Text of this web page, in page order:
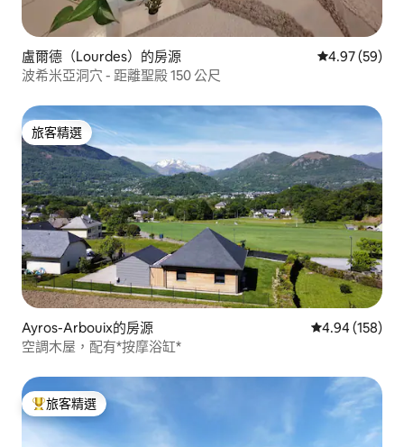
盧爾德（Lourdes）的房源 從 59 則評價
4.97 (59)
波希米亞洞穴 - 距離聖殿 150 公尺
旅客精選
旅客精選
Ayros-Arbouix的房源 從 158 則評價
4.94 (158)
空調木屋，配有*按摩浴缸*
旅客精選榜首
旅客精選